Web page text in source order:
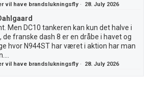
vil have brandslukningsfly · 28. July 2026
Men DC10 tankeren kan kun det halve i
de franske dash 8 er en dråbe i havet og
hvor N944ST har været i aktion har man
vil have brandslukningsfly · 28. July 2026